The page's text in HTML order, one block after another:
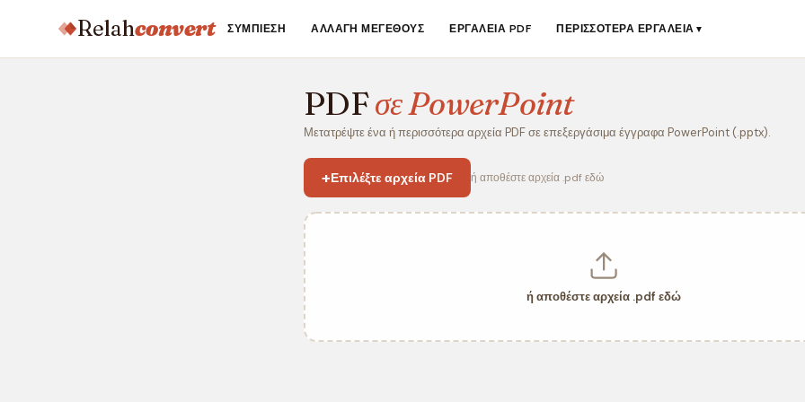
Relahconvert ΣΥΜΠΊΕΣΗ ΑΛΛΑΓΉ ΜΕΓΈΘΟΥΣ ΕΡΓΑΛΕΊΑ PDF ΠΕΡΙΣΣΌΤΕΡΑ ΕΡΓΑΛΕΊΑ ▼
PDFσε PowerPoint
Μετατρέψτε ένα ή περισσότερα αρχεία PDF σε επεξεργάσιμα έγγραφα PowerPoint (.pptx).
+Επιλέξτε αρχεία PDF ή αποθέστε αρχεία .pdf εδώ
ή αποθέστε αρχεία .pdf εδώ